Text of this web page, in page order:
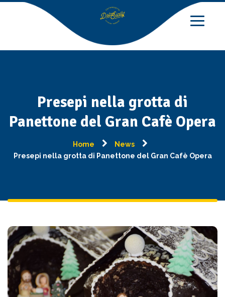
Presepi nella grotta di
Panettone del Gran Cafè Opera
Home
News
Presepi nella grotta di Panettone del Gran Cafè Opera